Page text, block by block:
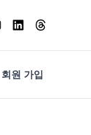
회원 가입